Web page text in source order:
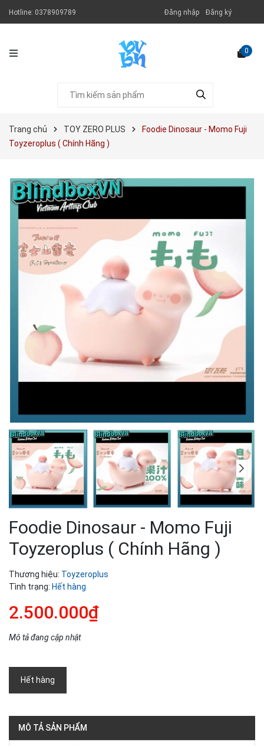
Hotline: 0378909789 Đăng nhập Đăng ký
0
Trang chủ TOY ZERO PLUS
Foodie Dinosaur - Momo Fuji
Toyzeroplus ( Chính Hãng )
Foodie Dinosaur - Momo Fuji
Toyzeroplus ( Chính Hãng )
Thương hiệu: Toyzeroplus
Tình trạng: Hết hàng
2.500.000₫
Mô tả đang cập nhật
Hết hàng
MÔ TẢ SẢN PHẨM